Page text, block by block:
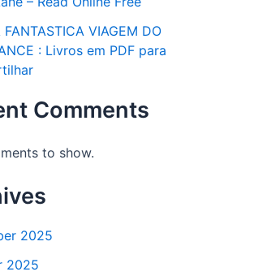
FANTASTICA VIAGEM DO
: Livros em PDF para
Comments
to show.
2025
2025